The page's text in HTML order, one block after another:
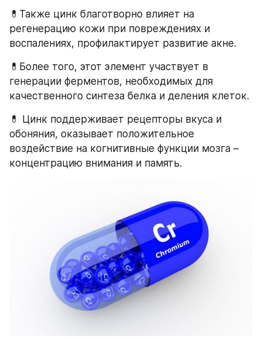
💊Также цинк благотворно влияет на
регенерацию кожи при повреждениях и
воспалениях, профилактирует развитие акне.
💊Более того, этот элемент участвует в
генерации ферментов, необходимых для
качественного синтеза белка и деления клеток.
💊 Цинк поддерживает рецепторы вкуса и
обоняния, оказывает положительное
воздействие на когнитивные функции мозга –
концентрацию внимания и память.